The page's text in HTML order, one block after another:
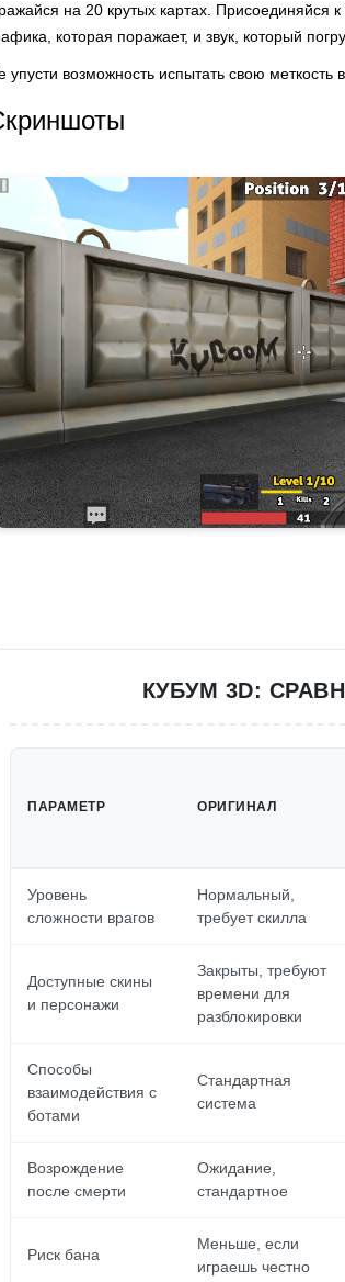
на 20 крутых картах. Присоединяйся
которая поражает, и звук, который
упусти возможность испытать свою меткость
КУБУМ 3D:
ПАРАМЕТР ОРИГИНАЛ
Уровень
сложности врагов
Нормальный,
требует скилла
Доступные скины
и персонажи
Закрыты, требуют
времени для
разблокировки
Способы
взаимодействия с
ботами
Стандартная
система
Возрождение
после смерти
Ожидание,
стандартное
Риск бана
Меньше, если
играешь честно